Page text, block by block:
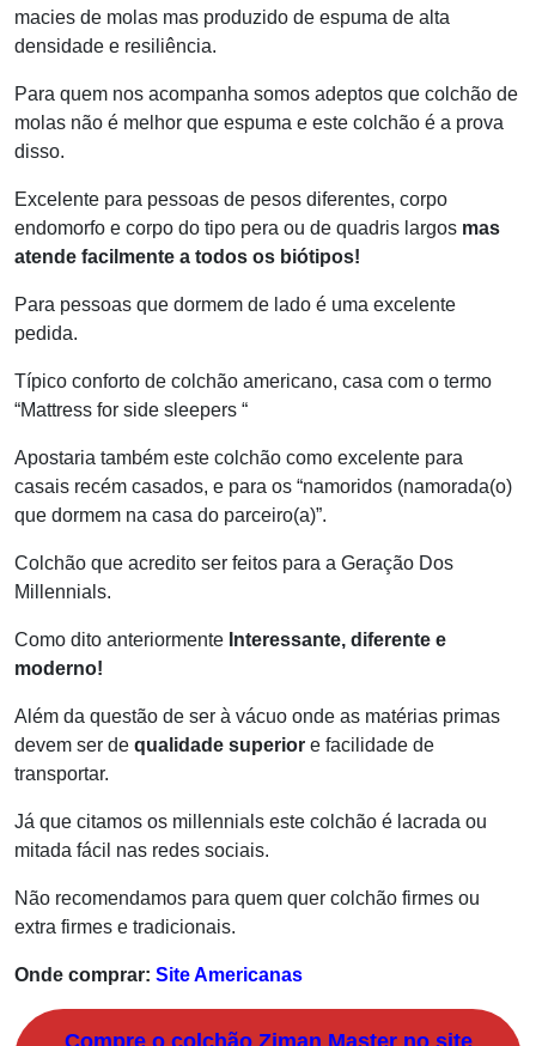
macies de molas mas produzido de espuma de alta
densidade e resiliência.
Para quem nos acompanha somos adeptos que colchão de
molas não é melhor que espuma e este colchão é a prova
disso.
Excelente para pessoas de pesos diferentes, corpo
endomorfo e corpo do tipo pera ou de quadris largos mas
atende facilmente a todos os biótipos!
Para pessoas que dormem de lado é uma excelente
pedida.
Típico conforto de colchão americano, casa com o termo
“Mattress for side sleepers “
Apostaria também este colchão como excelente para
casais recém casados, e para os “namoridos (namorada(o)
que dormem na casa do parceiro(a)”.
Colchão que acredito ser feitos para a Geração Dos
Millennials.
Como dito anteriormente Interessante, diferente e
moderno!
Além da questão de ser à vácuo onde as matérias primas
devem ser de qualidade superior e facilidade de
transportar.
Já que citamos os millennials este colchão é lacrada ou
mitada fácil nas redes sociais.
Não recomendamos para quem quer colchão firmes ou
extra firmes e tradicionais.
Onde comprar: Site Americanas
Compre o colchão Ziman Master no site